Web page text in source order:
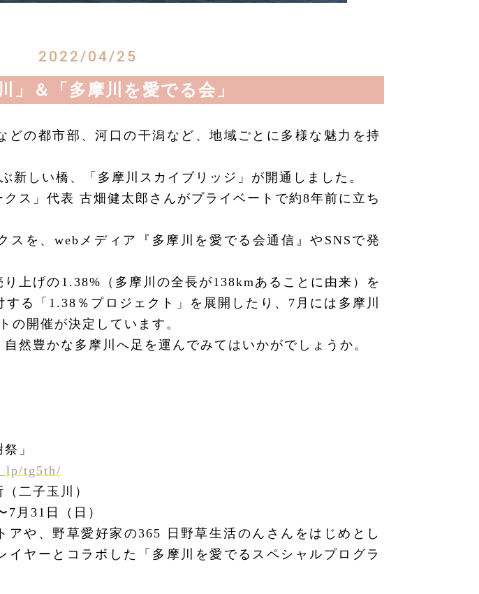
2022/04/25
」＆「多摩川を愛でる会」
どの都市部、河口の干潟など、地域ごとに多様な魅力を持
新しい橋、「多摩川スカイブリッジ」が開通しました。
ス」代表 古畑健太郎さんがプライベートで約8年前に立ち
スを、webメディア『多摩川を愛でる会通信』やSNSで発
上げの1.38%（多摩川の全長が138kmあることに由来）を
る「1.38％プロジェクト」を展開したり、7月には多摩川
の開催が決定しています。
然豊かな多摩川へ足を運んでみてはいかがでしょうか。
」
tg5th/
二子玉川）
7月31日（日）
アや、野草愛好家の365 日野草生活のんさんをはじめとし
イヤーとコラボした「多摩川を愛でるスペシャルプログラ